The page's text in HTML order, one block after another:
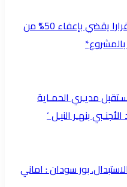
محافظ مشروع الجزيرة يصدر قرارا يقضي بإعفاء 50% من
مديـري الحمـاية
بنهـر النيـل ‘
بور سودان : اماني